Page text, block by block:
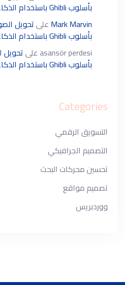
بأسلوب Ghibli باستخدام الذكاء الاصطناعي
Mark Marvin علىتحويل
بأسلوب Ghibli باستخدام الذكاء الاصطناعي
asansör perdesiعلىتحويل
بأسلوب Ghibli باستخدام الذكاء الاصطناعي
Categories
التسويق الرقمي
التصميم الجرافيكي
تحسين محركات البحث
تصميم مواقع
ووردبريس